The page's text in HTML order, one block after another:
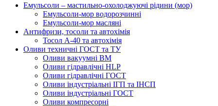
Емульсоли – мастильно-охолоджуючі рідини (мор)
Емульсоли-мор водорозчинні
Емульсоли-мор масляні
Антифризи, тосоли та автохімія
Тосол А-40 та автохімія
Оливи техничні ГОСТ та ТУ
Оливи вакуумні ВМ
Оливи гідравлічні HLP
Оливи гідравлічні ГОСТ
Оливи індустріальні ІГП та ІНСП
Оливи індустріальні ГОСТ
Оливи компресорні